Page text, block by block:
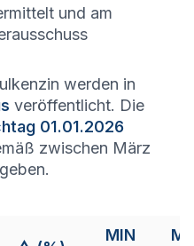
und am
werden in
veröffentlicht. Die
01.01.2026
zwischen März
MIN